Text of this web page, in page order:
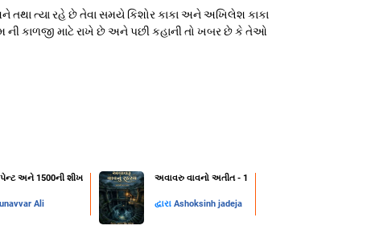
ત્યા રહે છે તેવા સમયે કિશોર કાકા અને અખિલેશ કાકા
કાળજી માટે રાખે છે અને પછી કહાની તો ખબર છે કે તેઓ
અને 1500ની શીખ
Ali
અવાવરુ વાવનો અતીત - 1
દ્વારા Ashoksinh jadeja